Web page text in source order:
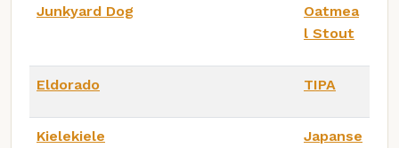
Junkyard Dog
Oatmea
l Stout
Eldorado TIPA
Kielekiele
Japanse